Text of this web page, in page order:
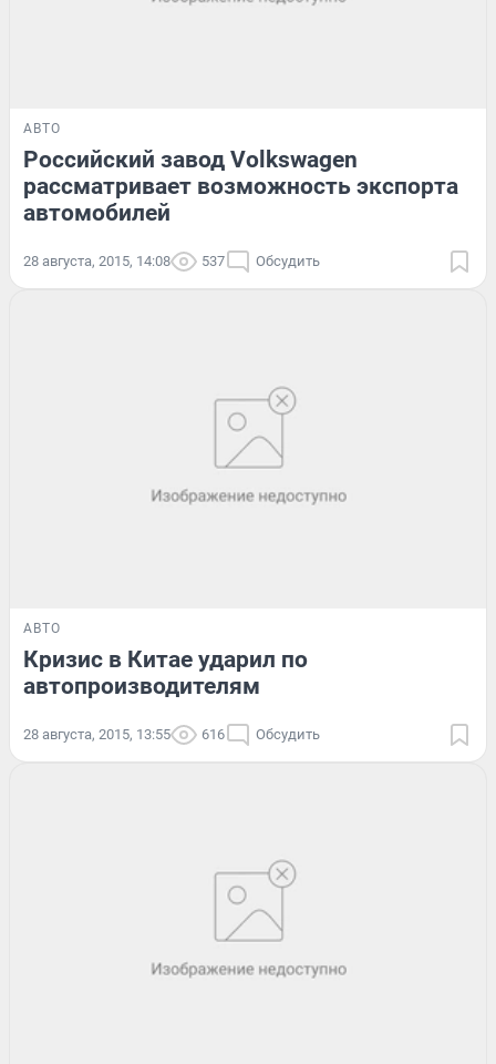
АВТО
Российский завод Volkswagen
рассматривает возможность экспорта
автомобилей
28 августа, 2015, 14:08 537 Обсудить
АВТО
Кризис в Китае ударил по
автопроизводителям
28 августа, 2015, 13:55 616 Обсудить